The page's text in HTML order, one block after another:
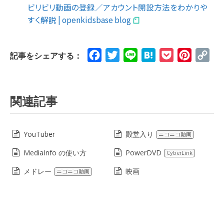
ビリビリ動画の登録／アカウント開設方法をわかりや
すく解説 | openkidsbase blog
記事をシェアする： FacebookTwitterLine HatenaPocket
関連記事
YouTuber 殿堂入り ニコニコ動画
MediaInfo の使い方 PowerDVD CyberLink
メドレー ニコニコ動画 映画